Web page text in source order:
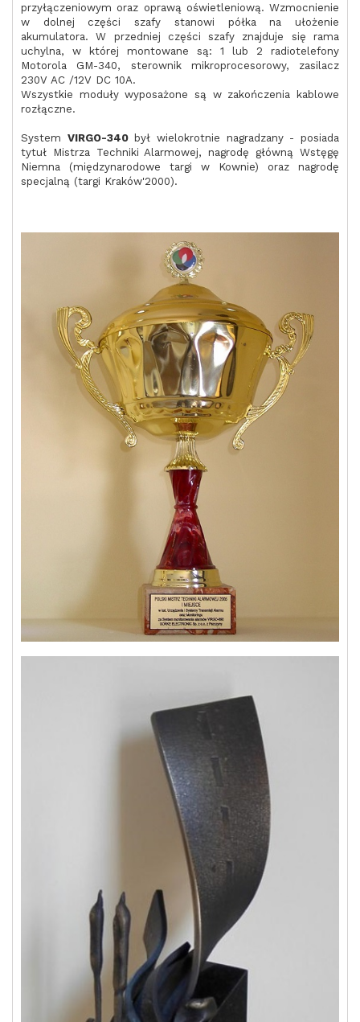
przyłączeniowym oraz oprawą oświetleniową. Wzmocnienie
w dolnej części szafy stanowi półka na ułożenie
akumulatora. W przedniej części szafy znajduje się rama
uchylna, w której montowane są: 1 lub 2 radiotelefony
Motorola GM-340, sterownik mikroprocesorowy, zasilacz
230V AC /12V DC 10A.
Wszystkie moduły wyposażone są w zakończenia kablowe
rozłączne.
System VIRGO-340był wielokrotnie nagradzany - posiada
tytuł Mistrza Techniki Alarmowej, nagrodę główną Wstęgę
Niemna (międzynarodowe targi w Kownie) oraz nagrodę
specjalną (targi Kraków'2000).